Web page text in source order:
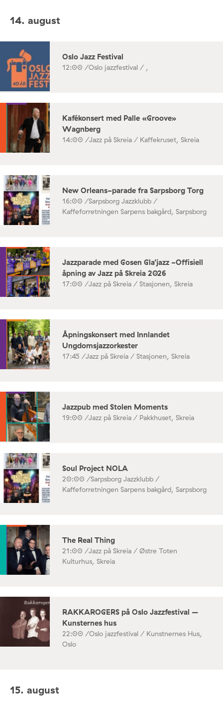
14. august
Oslo Jazz Festival
12:00 /Oslo jazzfestival / ,
Kafékonsert med Palle «Groove»
Wagnberg
14:00 /Jazz på Skreia / Kaffekruset, Skreia
New Orleans-parade fra Sarpsborg Torg
16:00 /Sarpsborg Jazzklubb /
Kaffeforretningen Sarpens bakgård, Sarpsborg
Jazzparade med Gosen Gla’jazz -Offisiell
åpning av Jazz på Skreia 2026
17:00 /Jazz på Skreia / Stasjonen, Skreia
Åpningskonsert med Innlandet
Ungdomsjazzorkester
17:45 /Jazz på Skreia / Stasjonen, Skreia
Jazzpub med Stolen Moments
19:00 /Jazz på Skreia / Pakkhuset, Skreia
Soul Project NOLA
20:00 /Sarpsborg Jazzklubb /
Kaffeforretningen Sarpens bakgård, Sarpsborg
The Real Thing
21:00 /Jazz på Skreia / Østre Toten
Kulturhus, Skreia
RAKKAROGERS på Oslo Jazzfestival –
Kunsternes hus
22:00 /Oslo jazzfestival / Kunstnernes Hus,
Oslo
15. august